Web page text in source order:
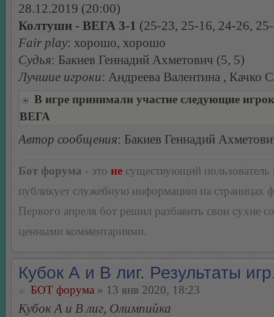
28.12.2019 (20:00)
Колтуши - ВЕГА 3-1 (25-23, 25-16, 24-26,
Fair play: хорошо, хорошо
Судья: Бакиев Геннадий Ахметович (5, 5)
Лучшие игроки: Андреева Валентина , Качко
В игре принимали участие следующие
ВЕГА
Автор сообщения: Бакиев Геннадий
Бот форума - это не существующий пользователь
публикует служебную информацию на страницах
Первого апреля бот решил разбавить свои сухие
ценными комментариями.
Кубок А и В лиг. Результаты
БОТ форума » 13 янв 2020, 18:23
Кубок А и В лиг, Олимпийка